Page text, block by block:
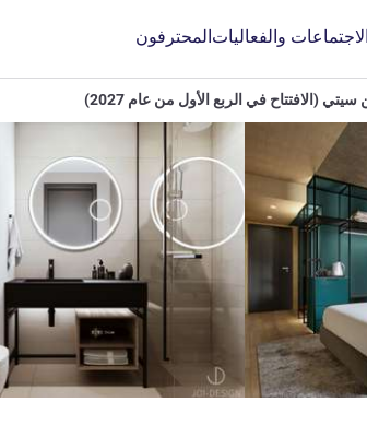
الاجتماعات والفعالياتالمحترفون
(الافتتاح في الربع الأول من عام 2027)